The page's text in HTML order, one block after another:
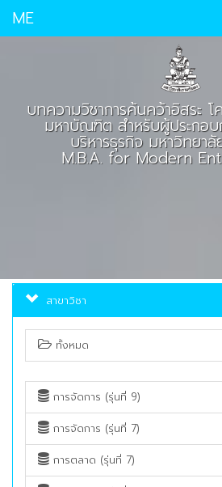
ME
บทความวิชาการค้นคว้าอิสระ โ
มหาบัณฑิต สำหรับผู้ประกอ
บริหารธุรกิจ มหาวิทยา
M.B.A. for Modern
สาขาวิชา
ทั้งหมด
การจัดการ (รุ่นที่ 9)
การจัดการ (รุ่นที่ 7)
การตลาด (รุ่นที่ 7)